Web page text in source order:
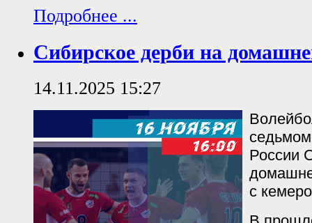
Подробнее ...
Сибирское дерби на
14.11.2025 15:27
России
с